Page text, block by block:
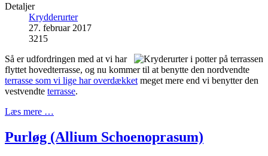
Detaljer
Krydderurter
27. februar 2017
3215
Så er udfordringen med at vi har
flyttet hovedterrasse, og nu kommer til at benytte den nordvendte
terrasse som vi lige har overdækket meget mere end vi benytter den
vestvendte terrasse.
Læs mere …
Purløg (Allium Schoenoprasum)